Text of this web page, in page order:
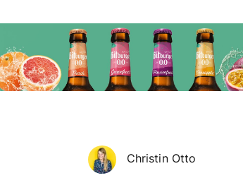
Christin Otto